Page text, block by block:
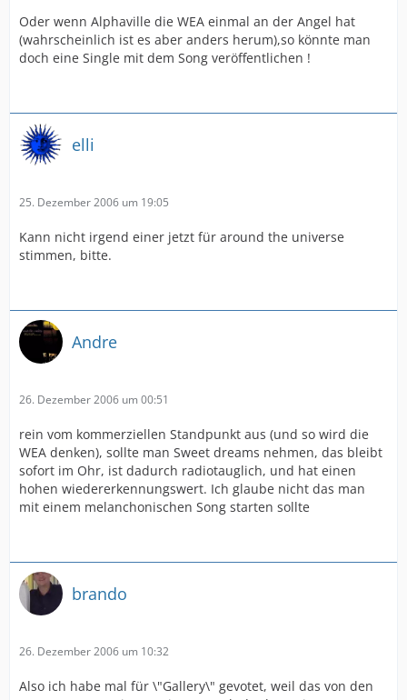
Oder wenn Alphaville die WEA einmal an der Angel hat
(wahrscheinlich ist es aber anders herum),so könnte man
doch eine Single mit dem Song veröffentlichen !
elli
25. Dezember 2006 um 19:05
Kann nicht irgend einer jetzt für around the universe
stimmen, bitte.
Andre
26. Dezember 2006 um 00:51
rein vom kommerziellen Standpunkt aus (und so wird die
WEA denken), sollte man Sweet dreams nehmen, das bleibt
sofort im Ohr, ist dadurch radiotauglich, und hat einen
hohen wiedererkennungswert. Ich glaube nicht das man
mit einem melanchonischen Song starten sollte
brando
26. Dezember 2006 um 10:32
Also ich habe mal für \"Gallery\" gevotet, weil das von den